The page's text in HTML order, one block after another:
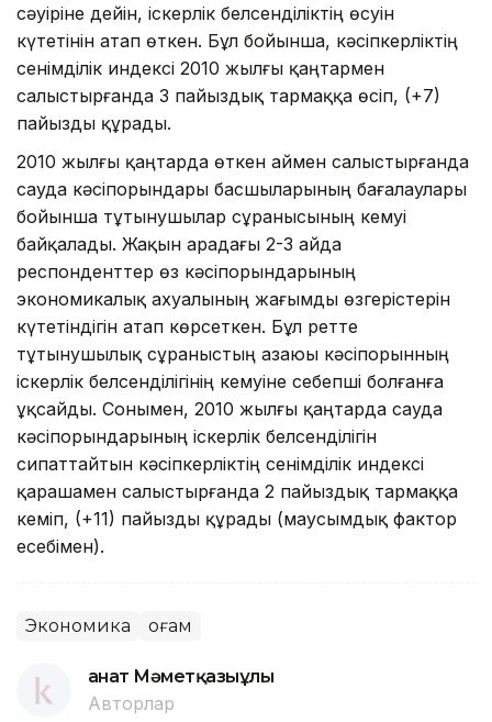
сәуіріне дейiн, iскерлiк белсендiлiктiң өсуін
күтетінін атап өткен. Бұл бойынша, кәсіпкерліктің
сенімділік индексі 2010 жылғы қаңтармен
салыстырғанда 3 пайыздық тармаққа өсіп, (+7)
пайызды құрады.
2010 жылғы қаңтарда өткен аймен салыстырғанда
сауда кәсіпорындары басшыларының бағалаулары
бойынша тұтынушылар сұранысының кемуі
байқалады. Жақын арадағы 2-3 айда
респонденттер өз кәсіпорындарының
экономикалық ахуалының жағымды өзгерістерін
күтетіндігін атап көрсеткен. Бұл ретте
тұтынушылық сұраныстың азаюы кәсіпорынның
іскерлік белсенділігінің кемуіне себепші болғанға
ұқсайды. Сонымен, 2010 жылғы қаңтарда сауда
кәсіпорындарының іскерлік белсенділігін
сипаттайтын кәсіпкерліктің сенімділік индексі
қарашамен салыстырғанда 2 пайыздық тармаққа
кеміп, (+11) пайызды құрады (маусымдық фактор
есебімен).
Экономика Қоғам
Қанат Мәметқазыұлы
Авторлар